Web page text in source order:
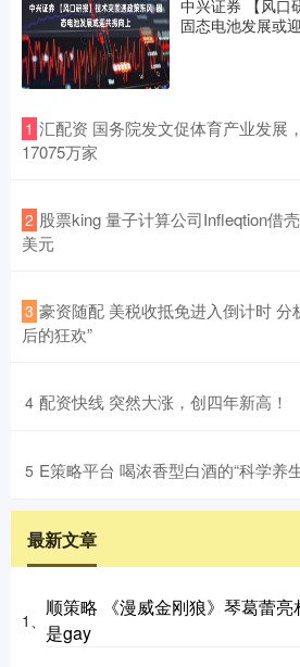
中兴证券 【风口
固态电池发展或
1 汇配资 国务院发文促体育产业发展
17075万家
2 股票king 量子计算公司Infleqtion借
美元
3 豪资随配 美税收抵免进入倒计时 分
后的狂欢”
4 ​配资快线 突然大涨，创四年新高！
5 ​E策略平台 喝浓香型白酒的“科学养
最新文章
1、
顺策略 《漫威金刚狼》琴葛蕾
是gay